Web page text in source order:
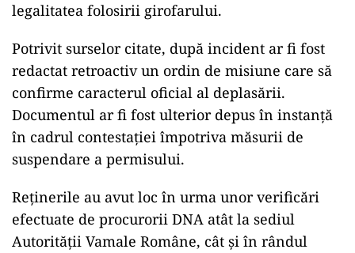
legalitatea folosirii girofarului.
Potrivit surselor citate, după incident ar fi fost
redactat retroactiv un ordin de misiune care să
confirme caracterul oficial al deplasării.
Documentul ar fi fost ulterior depus în instanță
în cadrul contestației împotriva măsurii de
suspendare a permisului.
Reținerile au avut loc în urma unor verificări
efectuate de procurorii DNA atât la sediul
Autorității Vamale Române, cât și în rândul